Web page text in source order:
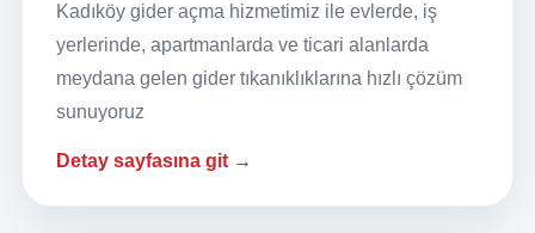
Kadıköy gider açma hizmetimiz ile evlerde, iş
yerlerinde, apartmanlarda ve ticari alanlarda
meydana gelen gider tıkanıklıklarına hızlı çözüm
sunuyoruz
Detay sayfasına git →